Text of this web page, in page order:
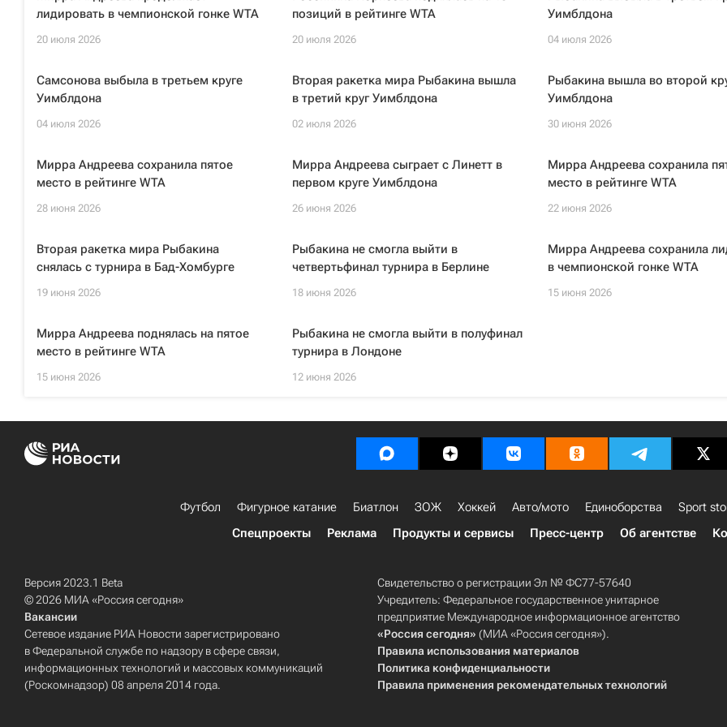
лидировать в чемпионской гонке WTA
20 июля 2026
позиций в рейтинге WTA
20 июля 2026
Уимблдона
04 июля 2026
Самсонова выбыла в третьем круге
Уимблдона
04 июля 2026
Вторая ракетка мира Рыбакина вышла
в третий круг Уимблдона
02 июля 2026
Рыбакина вышла во второй
Уимблдона
30 июня 2026
Мирра Андреева сохранила пятое
место в рейтинге WTA
28 июня 2026
Мирра Андреева сыграет с Линетт в
первом круге Уимблдона
26 июня 2026
Мирра Андреева сохранила
место в рейтинге WTA
22 июня 2026
Вторая ракетка мира Рыбакина
снялась с турнира в Бад-Хомбурге
19 июня 2026
Рыбакина не смогла выйти в
четвертьфинал турнира в Берлине
18 июня 2026
Мирра Андреева сохранила
в чемпионской гонке WTA
15 июня 2026
Мирра Андреева поднялась на пятое
место в рейтинге WTA
15 июня 2026
Рыбакина не смогла выйти в полуфинал
турнира в Лондоне
12 июня 2026
Футбол Фигурное катание Биатлон ЗОЖ Хоккей Авто/мото Единоборства Sport
Спецпроекты
Реклама Продукты и сервисы Пресс-центр Об агентстве
Версия 2023.1 Beta
© 2026 МИА «Россия сегодня»
Вакансии
Сетевое издание РИА Новости зарегистрировано
в Федеральной службе по надзору в сфере связи,
информационных технологий и массовых коммуникаций
(Роскомнадзор) 08 апреля 2014 года.
Свидетельство о регистрации Эл № ФС77-57640
Учредитель: Федеральное государственное унитарное
предприятие Международное информационное агентство
«Россия сегодня» (МИА «Россия сегодня»).
Правила использования материалов
Политика конфиденциальности
Правила применения рекомендательных технологий